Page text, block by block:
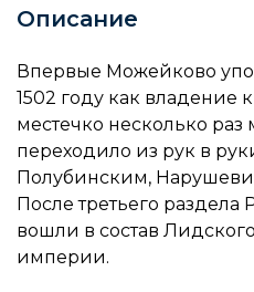
Описание
Впервые Можейково
1502 году как владение
местечко несколько раз
переходило из рук в
Полубинским,
После третьего
вошли в состав
империи.